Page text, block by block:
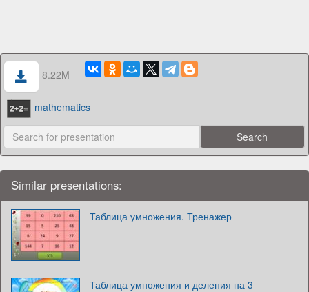
8.22M
mathematics
Similar presentations:
Таблица умножения. Тренажер
Таблица умножения и деления на 3